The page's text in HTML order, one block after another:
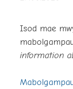
Isod mae
information